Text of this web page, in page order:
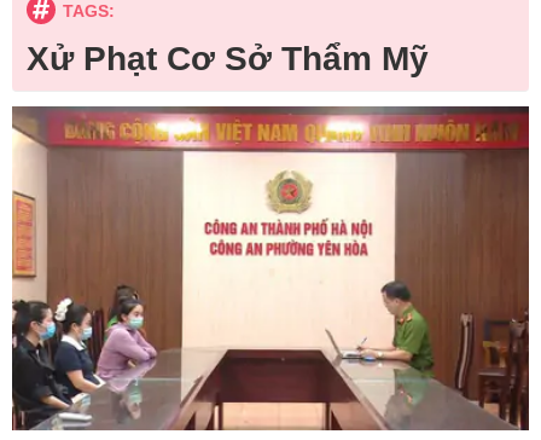
TAGS:
Xử Phạt Cơ Sở Thẩm Mỹ